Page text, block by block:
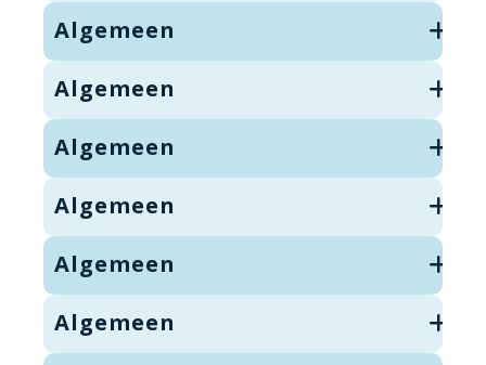
Algemeen
Algemeen
Algemeen
Algemeen
Algemeen
Algemeen